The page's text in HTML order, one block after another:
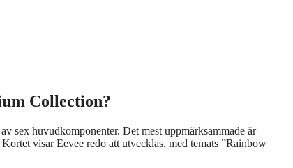
Collection?
sex huvudkomponenter. Det mest uppmärksammade är
visar Eevee redo att utvecklas, med temats ”Rainbow